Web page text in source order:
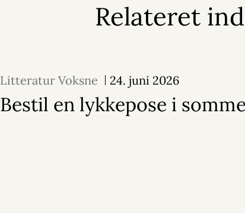
Relateret
Litteratur Voksne 24. juni 2026
Bestil en lykkepose i